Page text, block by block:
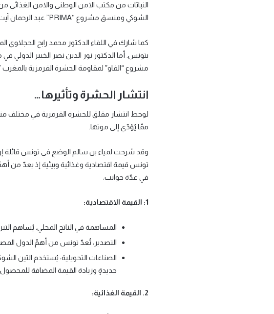
الشوكي ومنسق مشروع “PRIMA” عبد الرحمان آيت حمو.
كما شارك في اللقاء الدكتور محمد رابح الحجلاوي
بتونس. أما الدكتور نور الدين نصر الخبير الدولي
مشروع “الفاو” لمقاومة الحشرة القرمزية بالمغرب 2017-2019، فقد اختتم الورشة بحلول ومقترحات سنأتي على ذكرها لاحقا في هذا المقال.
انتشار الحشرة وتأثيرها…
لوحظ انتشار مقلق للحشرة القرمزية في مختلف
ممّا يُؤدّي إلى موتها.
تونس قيمة اقتصادية وغذائية وبيئية إذ يعدّ من
في عدّة جوانب:
1: القيمة الاقتصادية:
المساهمة في الناتج المحلي: يُساهم
التصدير: تُعدّ تونس من أهمّ الدول
الصناعات التحويلية: يُستخدم التين
جديدةٍ وزيادة القيمة المضافة
2. القيمة الغذائية: